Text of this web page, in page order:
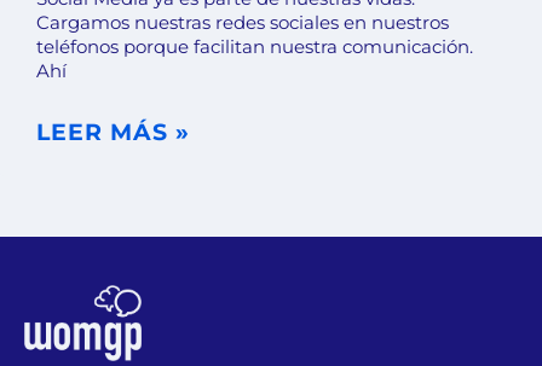
Cargamos nuestras redes sociales en nuestros
teléfonos porque facilitan nuestra comunicación.
Ahí
LEER MÁS »